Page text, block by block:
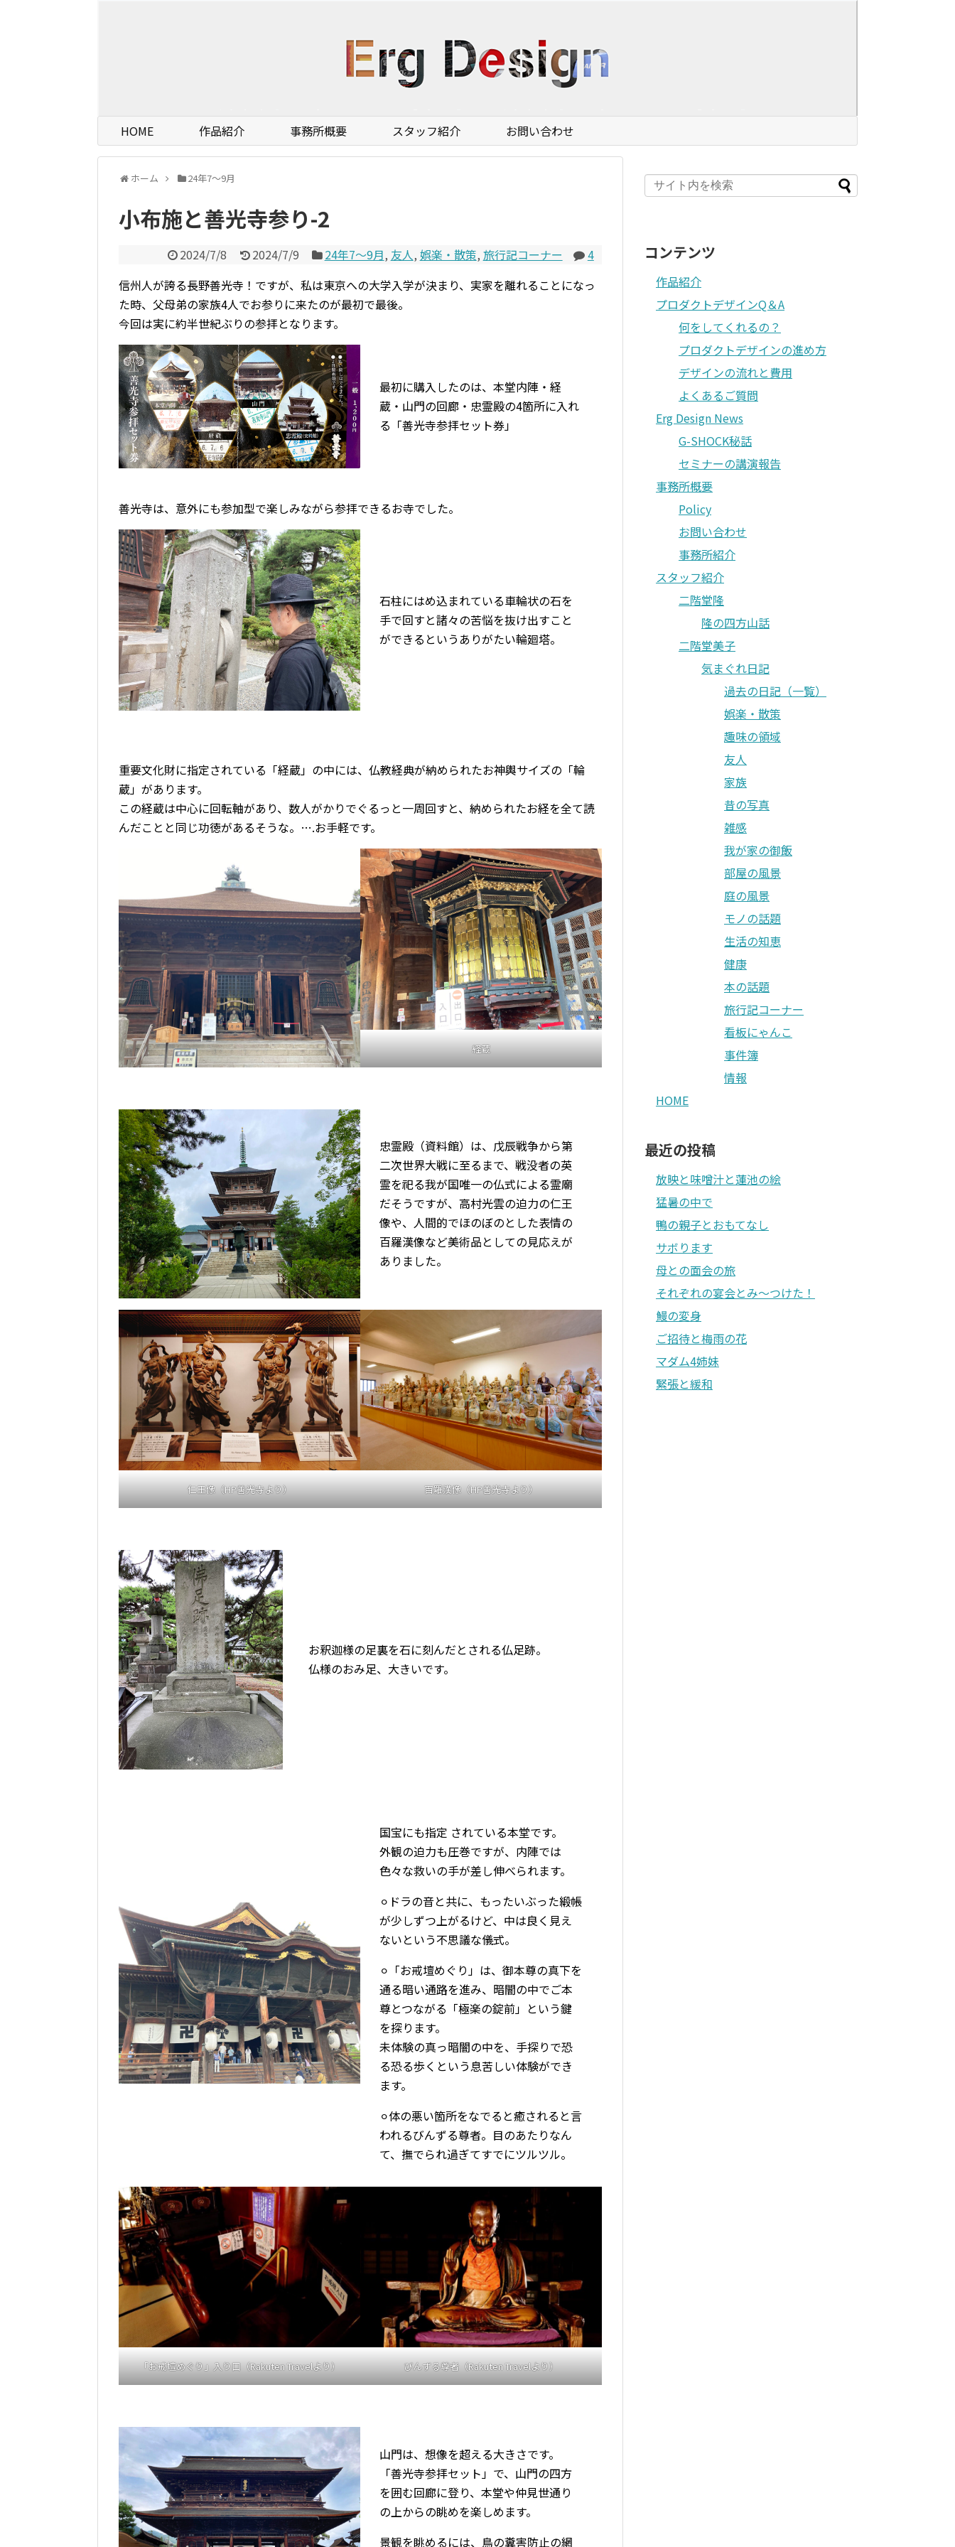
HOME 作品紹介 事務所概要 スタッフ紹介 お問い合わせ
ホーム 24年7〜9月
小布施と善光寺参り-2
2024/7/8 2024/7/9 24年7〜9月, 友人, 娯楽・散策, 旅行記コーナー
4
信州人が誇る長野善光寺！ですが、私は東京への大学入学が決まり、実家を離れることになっ
た時、父母弟の家族4人でお参りに来たのが最初で最後。
今回は実に約半世紀ぶりの参拝となります。
最初に購入したのは、本堂内陣・経
蔵・山門の回廊・忠霊殿の4箇所に入れ
る「善光寺参拝セット券」
善光寺は、意外にも参加型で楽しみながら参拝できるお寺でした。
石柱にはめ込まれている車輪状の石を
手で回すと諸々の苦悩を抜け出すこと
ができるというありがたい輪廻塔。
重要文化財に指定されている「経蔵」の中には、仏教経典が納められたお神輿サイズの「輪
蔵」があります。
この経蔵は中心に回転軸があり、数人がかりでぐるっと一周回すと、納められたお経を全て読
んだことと同じ功徳があるそうな。….お手軽です。
経蔵
忠霊殿（資料館）は、戊辰戦争から第
二次世界大戦に至るまで、戦没者の英
霊を祀る我が国唯一の仏式による霊廟
だそうですが、高村光雲の迫力の仁王
像や、人間的でほのぼのとした表情の
百羅漢像など美術品としての見応えが
ありました。
仁王像（HP善光寺より） 百羅漢像（HP善光寺より）
お釈迦様の足裏を石に刻んだとされる仏足跡。
仏様のおみ足、大きいです。
国宝にも指定 されている本堂です。
外観の迫力も圧巻ですが、内陣では
色々な救いの手が差し伸べられます。
⚪︎ドラの音と共に、もったいぶった緞帳
が少しずつ上がるけど、中は良く見え
ないという不思議な儀式。
⚪︎「お戒壇めぐり」は、御本尊の真下を
通る暗い通路を進み、暗闇の中でご本
尊とつながる「極楽の錠前」という鍵
を探ります。
未体験の真っ暗闇の中を、手探りで恐
る恐る歩くという息苦しい体験ができ
ます。
⚪︎体の悪い箇所をなでると癒されると言
われるびんずる尊者。目のあたりなん
て、撫でられ過ぎてすでにツルツル。
「お戒壇めぐり」入り口（Rakuten Travelより） びんずる尊者（Rakuten Travelより）
山門は、想像を超える大きさです。
「善光寺参拝セット」で、山門の四方
を囲む回廊に登り、本堂や仲見世通り
の上からの眺めを楽しめます。
景観を眺めるには、鳥の糞害防止の網
コンテンツ
作品紹介
プロダクトデザインQ＆A
何をしてくれるの？
プロダクトデザインの進め方
デザインの流れと費用
よくあるご質問
Erg Design News
G-SHOCK秘話
セミナーの講演報告
事務所概要
Policy
お問い合わせ
事務所紹介
スタッフ紹介
二階堂隆
隆の四方山話
二階堂美子
気まぐれ日記
過去の日記（一覧）
娯楽・散策
趣味の領域
友人
家族
昔の写真
雑感
我が家の御飯
部屋の風景
庭の風景
モノの話題
生活の知恵
健康
本の話題
旅行記コーナー
看板にゃんこ
事件簿
情報
HOME
最近の投稿
放映と味噌汁と蓮池の絵
猛暑の中で
鴨の親子とおもてなし
サボります
母との面会の旅
それぞれの宴会とみ〜つけた！
鰻の変身
ご招待と梅雨の花
マダム4姉妹
緊張と緩和